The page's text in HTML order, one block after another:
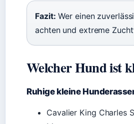
Fazit: Wer einen
achten und extreme
Welcher Hund ist
Ruhige kleine
Cavalier King Charles